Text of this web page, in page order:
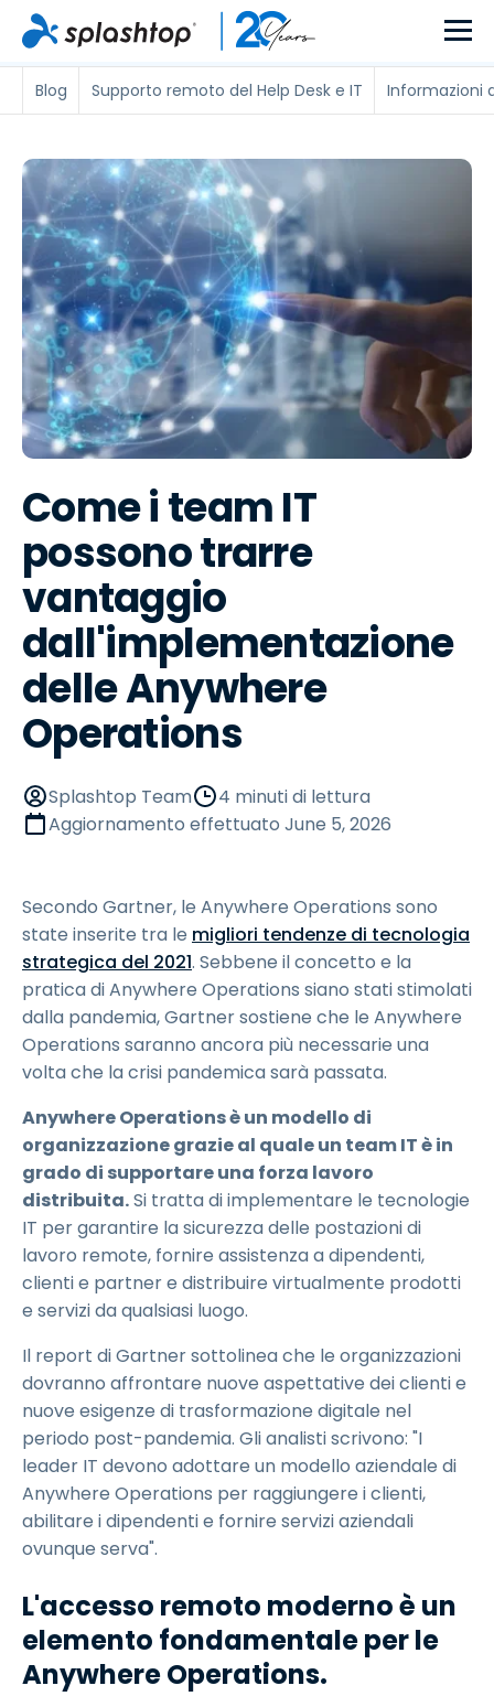
Blog Supporto remoto del Help Desk e IT Informazioni
Come i team IT
possono trarre
vantaggio
dall'implementazione
delle Anywhere
Operations
Splashtop Team
4 minuti di lettura
Aggiornamento effettuato June 5, 2026
Secondo Gartner, le Anywhere Operations sono
state inserite tra le migliori tendenze di tecnologia
strategica del 2021. Sebbene il concetto e la
pratica di Anywhere Operations siano stati stimolati
dalla pandemia, Gartner sostiene che le Anywhere
Operations saranno ancora più necessarie una
volta che la crisi pandemica sarà passata.
Anywhere Operations è un modello di
organizzazione grazie al quale un team IT è in
grado di supportare una forza lavoro
distribuita.Si tratta di implementare le tecnologie
IT per garantire la sicurezza delle postazioni di
lavoro remote, fornire assistenza a dipendenti,
clienti e partner e distribuire virtualmente prodotti
e servizi da qualsiasi luogo.
Il report di Gartner sottolinea che le organizzazioni
dovranno affrontare nuove aspettative dei clienti e
nuove esigenze di trasformazione digitale nel
periodo post-pandemia. Gli analisti scrivono: "I
leader IT devono adottare un modello aziendale di
Anywhere Operations per raggiungere i clienti,
abilitare i dipendenti e fornire servizi aziendali
ovunque serva".
L'accesso remoto moderno è un
elemento fondamentale per le
Anywhere Operations.